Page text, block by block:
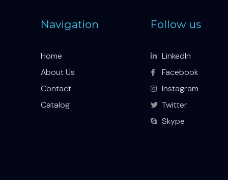
Navigation
Home
About Us
Contact
Catalog
Follow us
LinkedIn
Facebook
Instagram
Twitter
Skype